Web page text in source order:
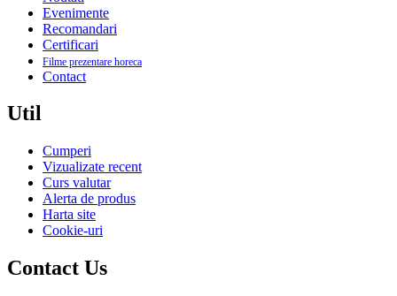
Evenimente
Recomandari
Certificari
Filme prezentare horeca
Contact
Util
Cumperi
Vizualizate recent
Curs valutar
Alerta de produs
Harta site
Cookie-uri
Contact Us